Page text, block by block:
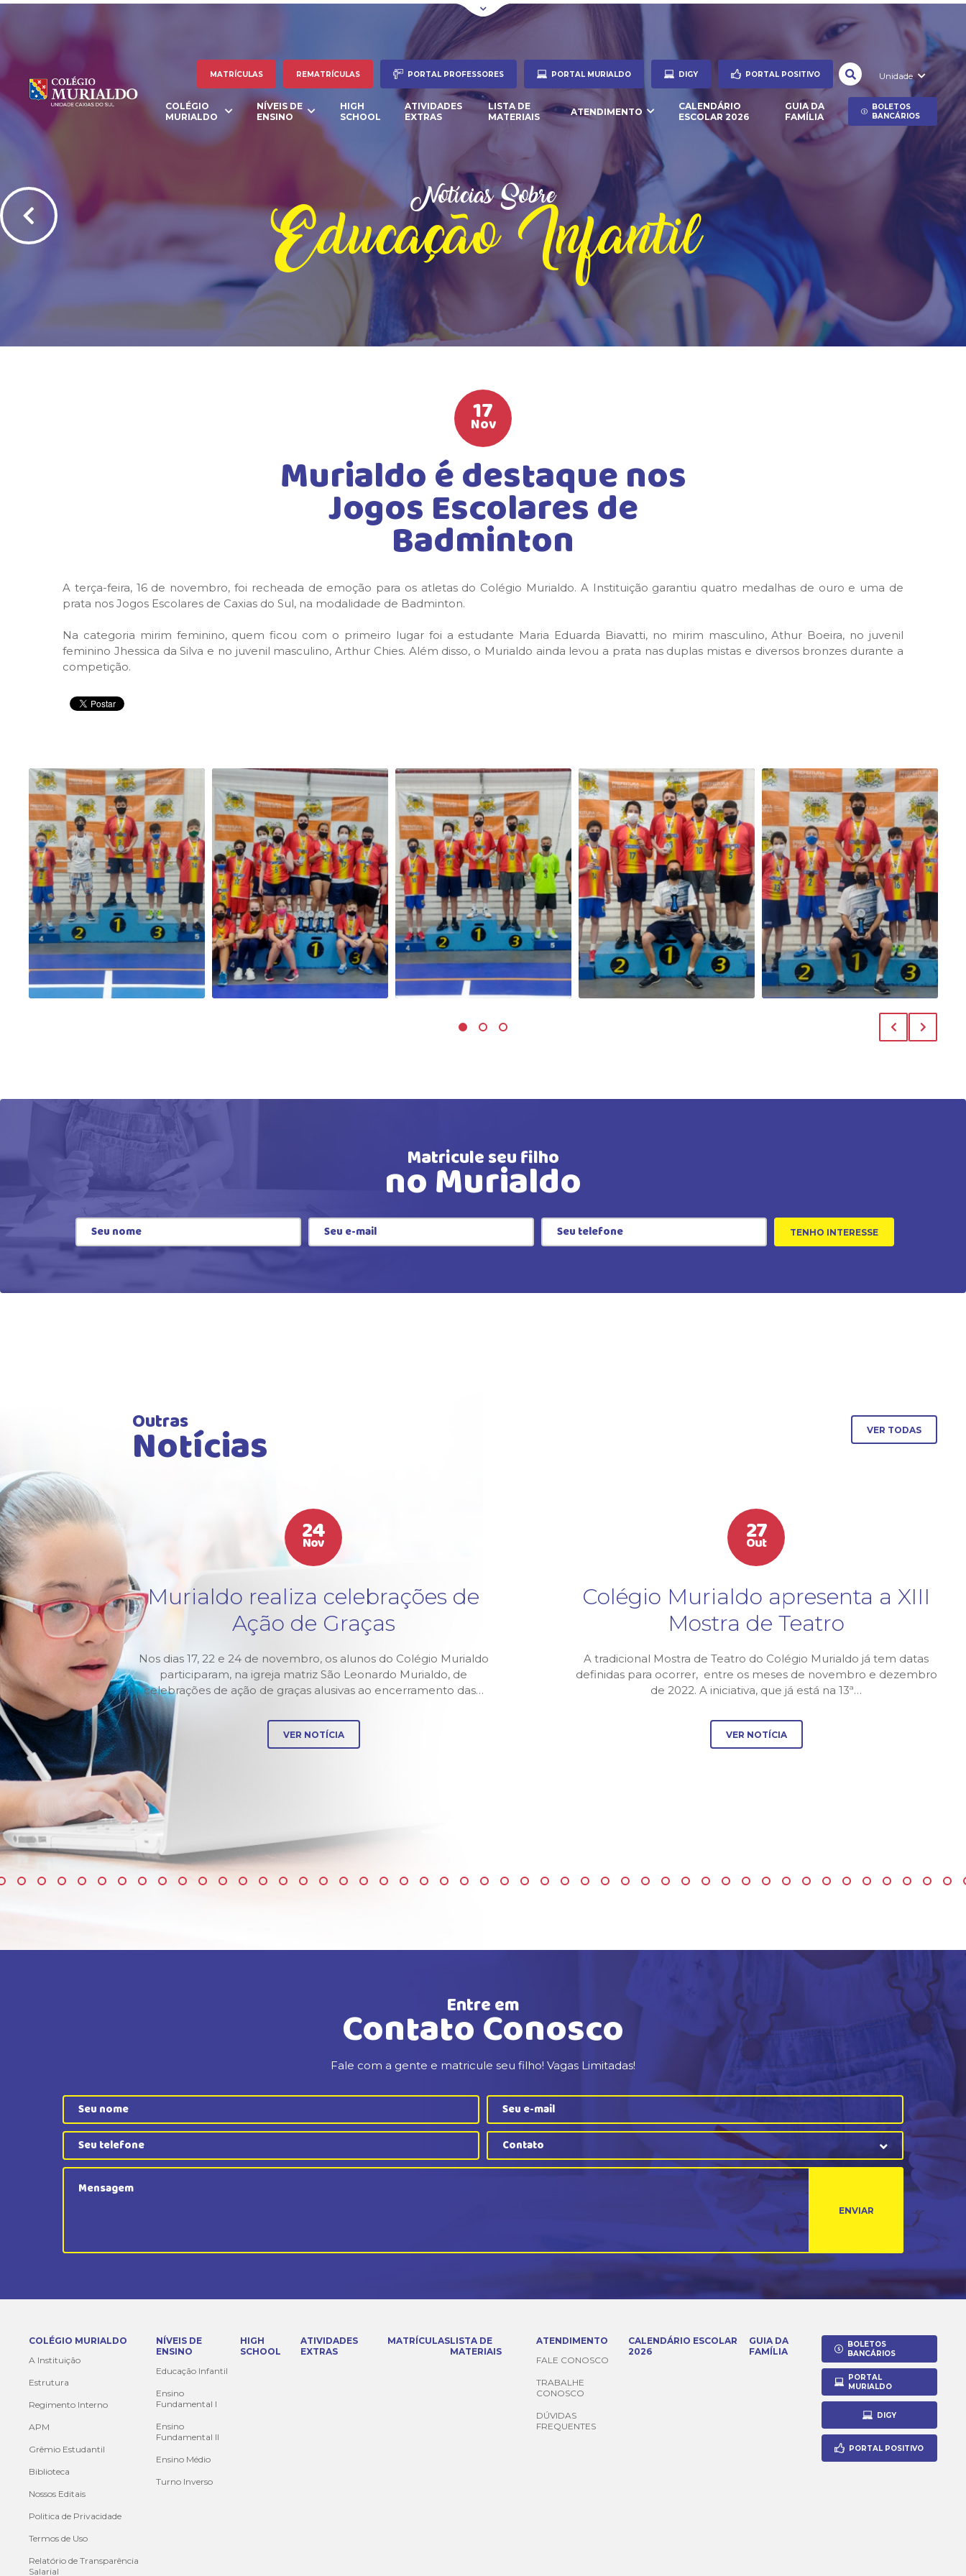
MATRÍCULAS REMATRÍCULAS PORTAL PROFESSORES PORTAL MURIALDO DIGY PORTAL POSITIVO Unidade
COLÉGIO
MURIALDO
NÍVEIS DE
ENSINO
HIGH
SCHOOL
ATIVIDADES
EXTRAS
LISTA DE
MATERIAIS
ATENDIMENTO
CALENDÁRIO
ESCOLAR 2026
GUIA DA
FAMÍLIA
BOLETOS
BANCÁRIOS
Notícias Sobre
Educação Infantil
17
Nov
Murialdo é destaque nos
Jogos Escolares de
Badminton
A terça-feira, 16 de novembro, foi recheada de emoção para os atletas do Colégio Murialdo. A Instituição garantiu quatro medalhas de ouro e uma de
prata nos Jogos Escolares de Caxias do Sul, na modalidade de Badminton.
Na categoria mirim feminino, quem ficou com o primeiro lugar foi a estudante Maria Eduarda Biavatti, no mirim masculino, Athur Boeira, no juvenil
feminino Jhessica da Silva e no juvenil masculino, Arthur Chies. Além disso, o Murialdo ainda levou a prata nas duplas mistas e diversos bronzes durante a
competição.
Matricule seu filho
no Murialdo
TENHO INTERESSE
Outras
Notícias VER TODAS
pela
24
Nov
Murialdo realiza celebrações de
Ação de Graças
Nos dias 17, 22 e 24 de novembro, os alunos do Colégio Murialdo
participaram, na igreja matriz São Leonardo Murialdo, de
celebrações de ação de graças alusivas ao encerramento das…
VER NOTÍCIA
27
Out
Colégio Murialdo apresenta a XIII
Mostra de Teatro
A tradicional Mostra de Teatro do Colégio Murialdo já tem datas
definidas para ocorrer, entre os meses de novembro e dezembro
de 2022. A iniciativa, que já está na 13ª…
VER NOTÍCIA
Entre em
Contato Conosco
Fale com a gente e matricule seu filho! Vagas Limitadas!
Contato
ENVIAR
COLÉGIO MURIALDO
A Instituição
Estrutura
Regimento Interno
APM
Grêmio Estudantil
Biblioteca
Nossos Editais
Politica de Privacidade
Termos de Uso
Relatório de Transparência
Salarial
NÍVEIS DE
ENSINO
Educação Infantil
Ensino
Fundamental I
Ensino
Fundamental II
Ensino Médio
Turno Inverso
HIGH
SCHOOL
ATIVIDADES
EXTRAS
MATRÍCULASLISTA DE
MATERIAIS
ATENDIMENTO
FALE CONOSCO
TRABALHE
CONOSCO
DÚVIDAS
FREQUENTES
CALENDÁRIO ESCOLAR
2026
GUIA DA
FAMÍLIA
BOLETOS
BANCÁRIOS
PORTAL
MURIALDO
DIGY
PORTAL POSITIVO